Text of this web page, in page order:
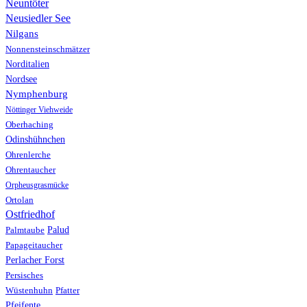
Neuntöter
Neusiedler See
Nilgans
Nonnensteinschmätzer
Norditalien
Nordsee
Nymphenburg
Nöttinger Viehweide
Oberhaching
Odinshühnchen
Ohrenlerche
Ohrentaucher
Orpheusgrasmücke
Ortolan
Ostfriedhof
Palmtaube Palud
Papageitaucher
Perlacher Forst
Persisches
Wüstenhuhn Pfatter